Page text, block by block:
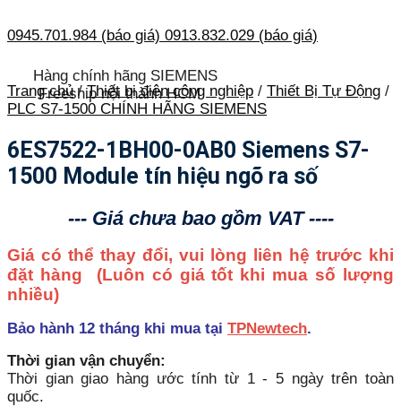
0945.701.984 (báo giá) 0913.832.029 (báo giá)
Hàng chính hãng SIEMENS
Freeship nội thành HCM
Trang chủ / Thiết bị điện công nghiệp / Thiết Bị Tự Động /
PLC S7-1500 CHÍNH HÃNG SIEMENS
6ES7522-1BH00-0AB0 Siemens S7-
1500 Module tín hiệu ngõ ra số
--- Giá chưa bao gồm VAT ----
Giá có thể thay đổi, vui lòng liên hệ trước khi
đặt hàng (Luôn có giá tốt khi mua số lượng
nhiều)
Bảo hành 12 tháng khi mua tại TPNewtech.
Thời gian vận chuyển:
Thời gian giao hàng ước tính từ 1 - 5 ngày trên toàn
quốc.